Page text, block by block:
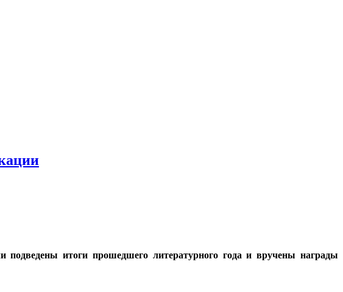
итоги прошедшего литературного года и вручены награды